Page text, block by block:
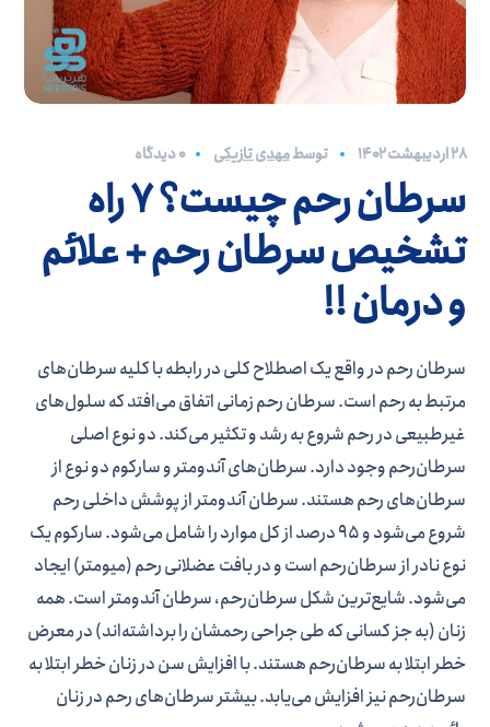
۲۸ اردیبهشت ۱۴۰۲ توسطمهدی تازیکی 0 دیدگاه
سرطان رحم چیست؟ 7 راه
تشخیص سرطان رحم + علائم
و درمان !!
سرطان رحم در واقع یک اصطلاح کلی در رابطه با کلیه سرطان­‌های
مرتبط به رحم است. سرطان رحم زمانی اتفاق می‌­افتد که سلول­‌های
غیرطبیعی در رحم شروع به رشد و تکثیر می­‌کند. دو نوع اصلی
سرطان‌رحم وجود دارد. سرطان­‌های آندومتر و سارکوم دو نوع از
سرطان­‌های رحم هستند. سرطان آندومتر از پوشش داخلی رحم
شروع می­‌شود و 95 درصد از کل موارد را شامل می­‌شود. سارکوم یک
نوع نادر از سرطان‌رحم است و در بافت عضلانی رحم (میومتر) ایجاد
می­‌شود. شایع‌­ترین شکل سرطان‌رحم، سرطان آندومتر است. همه
زنان (به جز کسانی که طی جراحی رحمشان را برداشته­‌اند) در معرض
خطر ابتلا به سرطان‌رحم هستند. با افزایش سن در زنان خطر ابتلا به
سرطان‌رحم نیز افزایش می­‌یابد. بیشتر سرطان­‌های رحم در زنان